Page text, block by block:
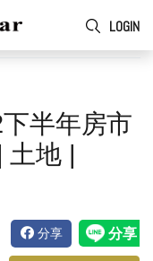
LOGIN
半年房市
土地 |
分享